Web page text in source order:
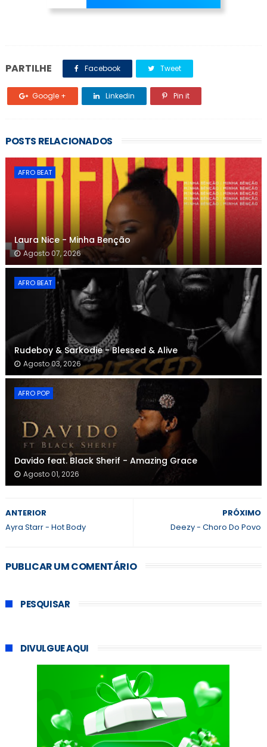
PARTILHE Facebook Tweet
Google + Linkedin Pin it
POSTS RELACIONADOS
AFRO BEAT
Laura Nice - Minha Benção
Agosto 07, 2026
AFRO BEAT
Rudeboy & Sarkodie - Blessed & Alive
Agosto 03, 2026
AFRO POP
Davido feat. Black Sherif - Amazing Grace
Agosto 01, 2026
PRÓXIMO
Deezy - Choro Do Povo
ANTERIOR
Ayra Starr - Hot Body
PUBLICAR UM COMENTÁRIO
PESQUISAR
DIVULGUE AQUI